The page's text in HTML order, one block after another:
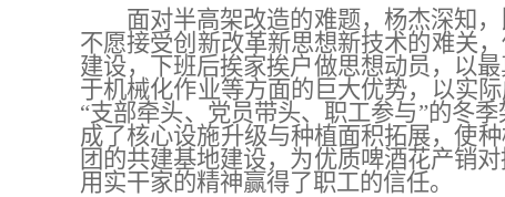
面对半高架改造的难题，杨杰深知
不愿接受创新改革新思想新技术的难关
建设，下班后挨家挨户做思想动员 ， 以
于机械化作业等方面的巨大优势，
以实
“支部牵头、党员带头、职工参与”的冬
成了核心设施升级与种植面积拓展，使
团的共建基地建设，为优质啤酒花产销
用实干家的精神赢得了职工的信任。